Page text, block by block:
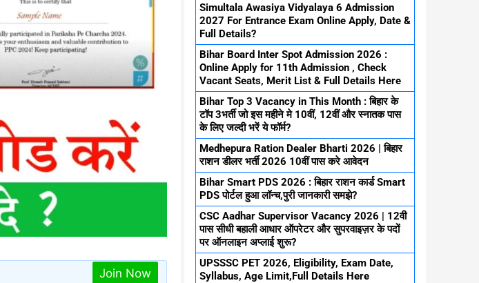
Join Now
Simultala Awasiya Vidyalaya 6 Admission
2027 For Entrance Exam Online Apply, Date &
Full Details?
Bihar Board Inter Spot Admission 2026 :
Online Apply for 11th Admission , Check
Vacant Seats, Merit List & Full Details Here
Bihar Top 3 Vacancy in This Month : बिहार के
टॉप 3भर्ती जो इस महीने मे 10वीं, 12वीं और स्नातक पास
के लिए जल्दी भरें ये फॉर्म?
Medhepura Ration Dealer Bharti 2026 | बिहार
राशन डीलर भर्ती 2026 10वीं पास करे आवेदन
Bihar Smart PDS 2026 : बिहार राशन कार्ड Smart
PDS पोर्टल हुआ लॉन्च,पुरी जानकारी समझे?
CSC Aadhar Supervisor Vacancy 2026 | 12वी
पास सीधी बहाली आधार ऑपरेटर और सुपरवाइज़र के पदों
पर ऑनलाइन अप्लाई शुरू?
UPSSSC PET 2026, Eligibility, Exam Date,
Syllabus, Age Limit,Full Details Here